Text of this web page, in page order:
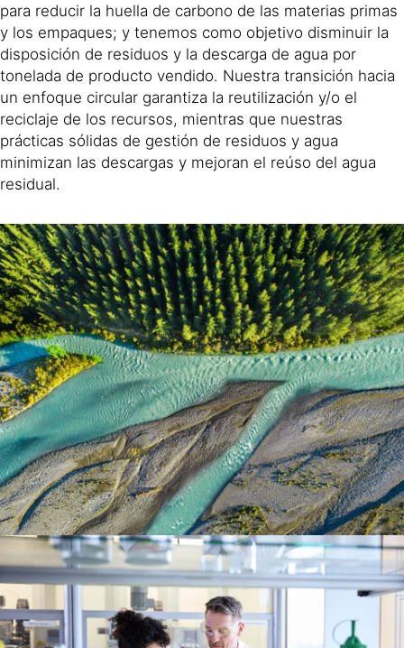
para reducir la huella de carbono de las materias primas
y los empaques; y tenemos como objetivo disminuir la
disposición de residuos y la descarga de agua por
tonelada de producto vendido. Nuestra transición hacia
un enfoque circular garantiza la reutilización y/o el
reciclaje de los recursos, mientras que nuestras
prácticas sólidas de gestión de residuos y agua
minimizan las descargas y mejoran el reúso del agua
residual.